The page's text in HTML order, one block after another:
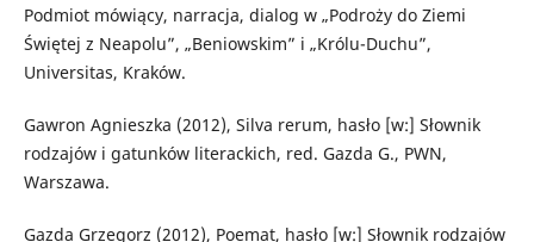
Podmiot mówiący, narracja, dialog w „Podroży do Ziemi
Świętej z Neapolu”, „Beniowskim” i „Królu-Duchu”,
Universitas, Kraków.
Gawron Agnieszka (2012), Silva rerum, hasło [w:] Słownik
rodzajów i gatunków literackich, red. Gazda G., PWN,
Warszawa.
Gazda Grzegorz (2012), Poemat, hasło [w:] Słownik rodzajów